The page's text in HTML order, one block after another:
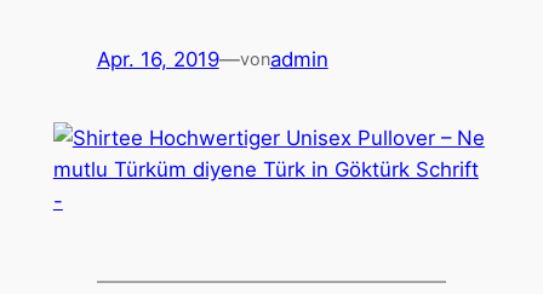
Apr. 16, 2019—vonadmin